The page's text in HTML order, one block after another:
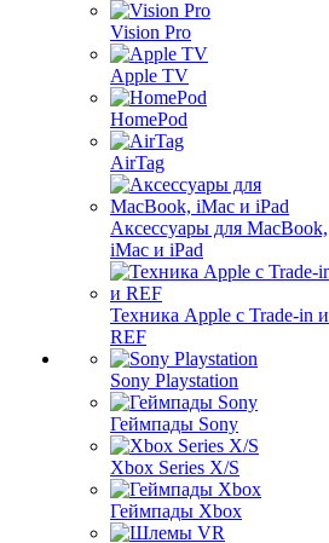
Vision Pro
Apple TV
HomePod
AirTag
Аксессуары для MacBook,
iMac и iPad
Техника Apple с Trade-in и
REF
Sony Playstation
Геймпады Sony
Xbox Series X/S
Геймпады Xbox